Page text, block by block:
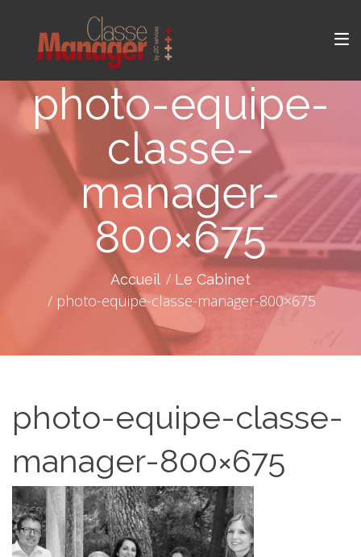
photo-equipe-
classe-
manager-
800×675
Accueil Le Cabinet
photo-equipe-classe-manager-800×675
photo-equipe-classe-
manager-800×675